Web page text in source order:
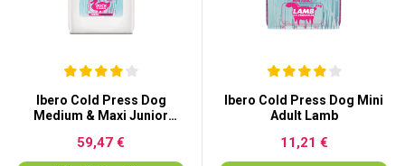
Ibero Cold Press Dog
Medium & Maxi Junior
59,47 €
Ibero Cold Press Dog Mini
Adult Lamb
11,21 €